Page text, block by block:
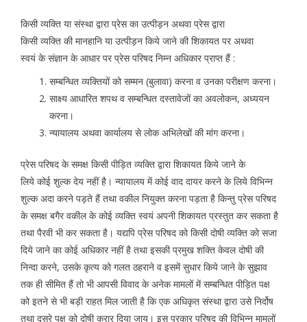
किसी व्यक्ति या संस्था द्वारा प्रेस का उत्पीड़न अथवा प्रेस द्वारा
किसी व्यक्ति की मानहानि या उत्पीड़न किये जाने की शिकायत पर अथवा
स्वयं के संज्ञान के आधार पर प्रेस परिषद निम्न अधिकार प्राप्त हैं :
सम्बन्धित व्यक्तियों को सम्मन (बुलावा) करना व उनका परीक्षण करना।
साक्ष्य आधारित शपथ व सम्बन्धित दस्तावेजों का अवलोकन, अध्ययन
करना।
न्यायालय अथवा कार्यालय से लोक अभिलेखों की मांग करना।
प्रेस परिषद के समक्ष किसी पीड़ित व्यक्ति द्वारा शिकायत किये जाने के
लिये कोई शुल्क देय नहीं है। न्यायालय में कोई वाद दायर करने के लिये विभिन्न
शुल्क अदा करने पड़ते हैं तथा वकील नियुक्त करना पड़ता है किन्तु प्रेस परिषद
के समक्ष बगैर वकील के कोई व्यक्ति स्वयं अपनी शिकायत प्रस्तुत कर सकता है
तथा पैरवी भी कर सकता है। यद्यपि प्रेस परिषद को किसी दोषी व्यक्ति को सजा
दिये जाने का कोई अधिकार नहीं है तथा इसकी प्रमुख शक्ति केवल दोषी की
निन्दा करने, उसके कृत्य को गलत ठहराने व इसमें सुधार किये जाने के सुझाव
तक ही सीमित हैं तो भी आपसी विवाद के अनेक मामलों में सम्बन्धित पीड़ित पक्ष
को इतने से भी बड़ी राहत मिल जाती है कि एक अधिकृत संस्था द्वारा उसे निर्दोष
तथा दूसरे पक्ष को दोषी करार दिया जाय। इस प्रकार परिषद् की विभिन्न मामलों